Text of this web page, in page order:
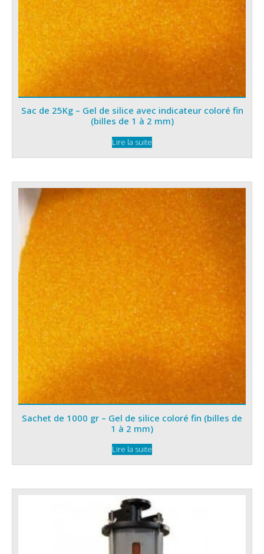
Sac de 25Kg – Gel de silice avec indicateur coloré fin
(billes de 1 à 2 mm)
Lire la suite
Sachet de 1000 gr – Gel de silice coloré fin (billes de
1 à 2 mm)
Lire la suite